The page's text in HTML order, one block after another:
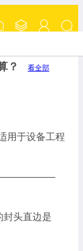
？ 看全部
用于设备工程
封头直边是